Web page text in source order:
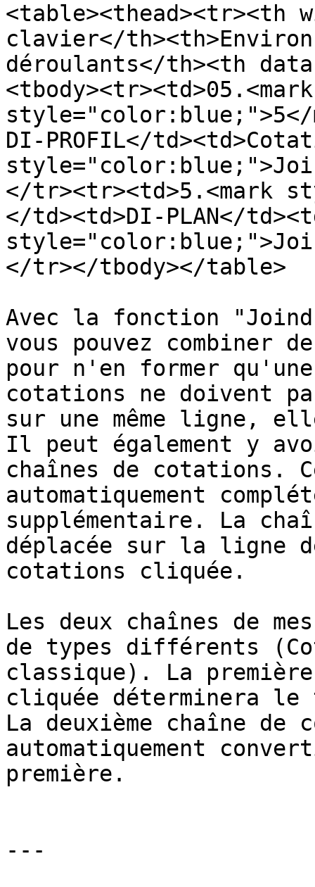
<table><thead><tr><th
clavier</
déroulants</th><th
<tbody><tr><td>05.<mark
style="color:blue;">5</
DI-PROFIL</
</tr><tr><td>5.<mark
</td><td>DI-PLAN</
</tr></tbody></table>
Avec la fonction
vous pouvez combiner
pour n'en former
cotations ne doivent
sur une même ligne,
Il peut également y
chaînes de cotations.
automatiquement
supplémentaire. La
déplacée sur la ligne
cotations cliquée.
Les deux chaînes de
de types différents
classique). La
cliquée déterminera
La deuxième chaîne
automatiquement
première.
---